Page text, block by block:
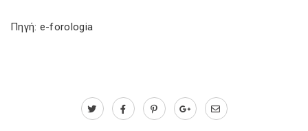
Πηγή: e-forologia